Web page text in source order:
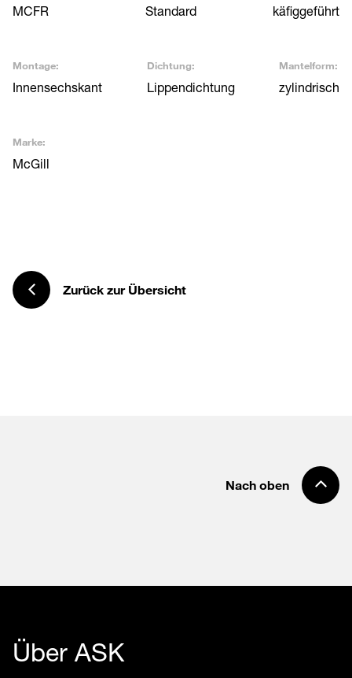
MCFR Standard käfiggeführt
Montage:
Innensechskant
Dichtung:
Lippendichtung
Mantelform:
zylindrisch
Marke:
McGill
Zurück zur Übersicht
Nach oben
Über ASK